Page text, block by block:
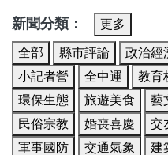
新聞分類： 更多
全部 縣市評論 政治經
小記者營
全中運 教育
環保生態
旅遊美食 藝
民俗宗教
婚喪喜慶 交
軍事國防
交通氣象 建